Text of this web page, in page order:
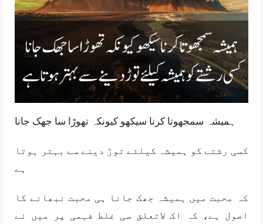
کسی رشتے کو ہمیشہ کیلئے توڑ دینے سے بہتر ہوتا
کہ محبت میں ہمیشہ جھک جانا ہی محبت نبھانے کا
اصول ہے، کہ اک لاتعلق سی غلط فہمی پر میں نے